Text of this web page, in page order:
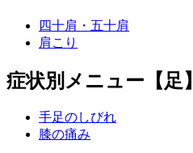
四十肩・五十肩
肩こり
症状別メニュー【足】
手足のしびれ
膝の痛み